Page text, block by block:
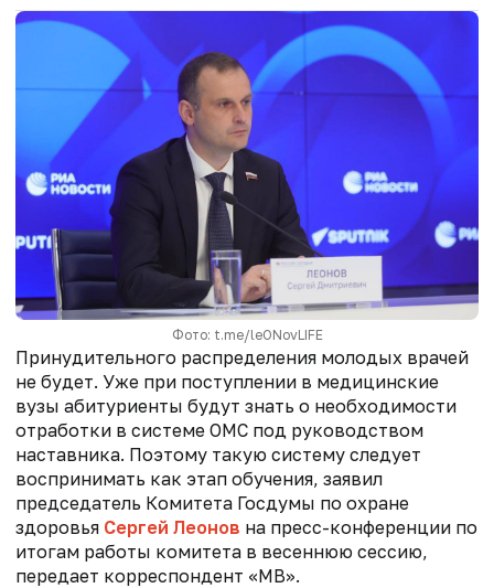
Фото: t.me/leONovLIFE
Принудительного распределения молодых врачей
не будет. Уже при поступлении в медицинские
вузы абитуриенты будут знать о необходимости
отработки в системе ОМС под руководством
наставника. Поэтому такую систему следует
воспринимать как этап обучения, заявил
председатель Комитета Госдумы по охране
здоровья Сергей Леонов на пресс-конференции по
итогам работы комитета в весеннюю сессию,
передает корреспондент «МВ».